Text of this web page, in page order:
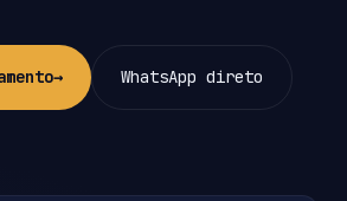
→ WhatsApp direto